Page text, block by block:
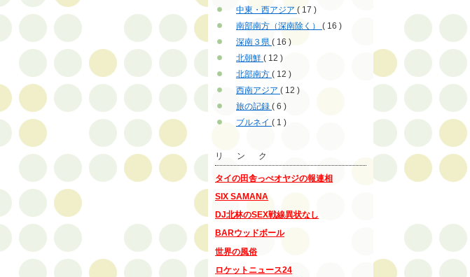
中東・西アジア ( 17 )
南部南方（深南除く） ( 16 )
深南３県 ( 16 )
北朝鮮 ( 12 )
北部南方 ( 12 )
西南アジア ( 12 )
旅の記録 ( 6 )
ブルネイ ( 1 )
リ ン ク
タイの田舎っぺオヤジの報連相
SIX SAMANA
DJ北林のSEX戦線異状なし
BARウッドボール
世界の風俗
ロケットニュース24